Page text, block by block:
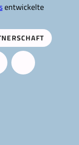
entwickelte